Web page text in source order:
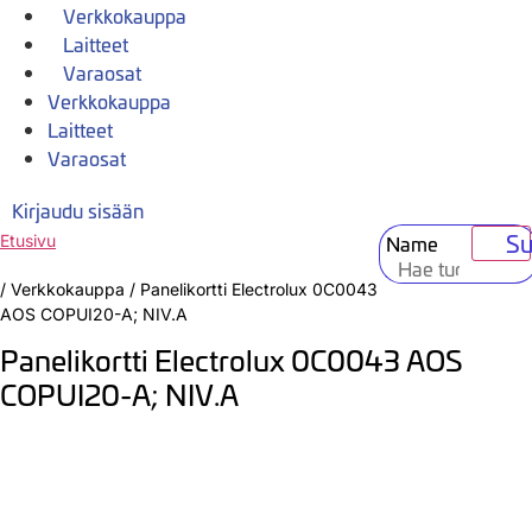
Verkkokauppa
Laitteet
Varaosat
Verkkokauppa
Laitteet
Varaosat
Kirjaudu sisään
Name
Etusivu
/ Verkkokauppa / Panelikortti Electrolux 0C0043
AOS COPUI20-A; NIV.A
Panelikortti Electrolux 0C0043 AOS
COPUI20-A; NIV.A